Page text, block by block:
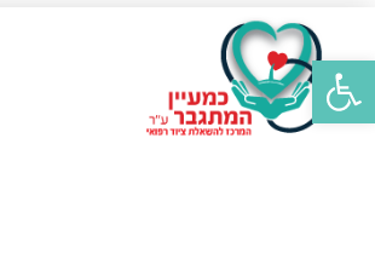
פתח סרגל נגישות